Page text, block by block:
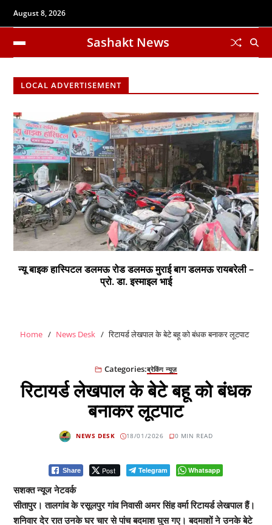
August 8, 2026
Sashakt News
LOCAL ADVERTISEMENT
न्यू बाइक हास्पिटल डलमऊ रोड डलमऊ मुराई बाग डलमऊ रायबरेली –
प्रो. डा. इस्माइल भाई
Home News Desk रिटायर्ड लेखपाल के बेटे बहू को बंधक बनाकर लूटपाट
Categories:ब्रेकिंग न्यूज़
रिटायर्ड लेखपाल के बेटे बहू को बंधक
बनाकर लूटपाट
NEWS DESK 18/01/2026 0 MIN READ
Share Post Telegram Whatsapp
सशक्त न्यूज नेटवर्क
सीतापुर। तालगांव के रसूलपुर गांव निवासी अमर सिंह वर्मा रिटायर्ड लेखपाल हैं।
शनिवार देर रात उनके घर चार से पांच बदमाश घुस गए। बदमाशों ने उनके बेटे